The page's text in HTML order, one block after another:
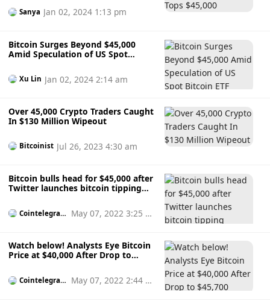
Sanya Jan 02, 2024 1:13 pm
Bitcoin Surges Beyond $45,000
Amid Speculation of US Spot
Xu Lin Jan 02, 2024 2:14 am
Over 45,000 Crypto Traders Caught
In $130 Million Wipeout
Bitcoinist Jul 26, 2023 4:30 am
Bitcoin bulls head for $45,000 after
Twitter launches bitcoin tipping
Cointelegrap
May 07, 2022 3:25 p
Watch below! Analysts Eye Bitcoin
Price at $40,000 After Drop to
Cointelegrap
May 07, 2022 2:44 p